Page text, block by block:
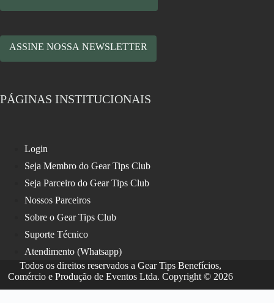
ASSINE NOSSA NEWSLETTER
PÁGINAS INSTITUCIONAIS
Login
Seja Membro do Gear Tips Club
Seja Parceiro do Gear Tips Club
Nossos Parceiros
Sobre o Gear Tips Club
Suporte Técnico
Atendimento (Whatsapp)
Todos os direitos reservados a Gear Tips Benefícios,
Comércio e Produção de Eventos Ltda. Copyright © 2026